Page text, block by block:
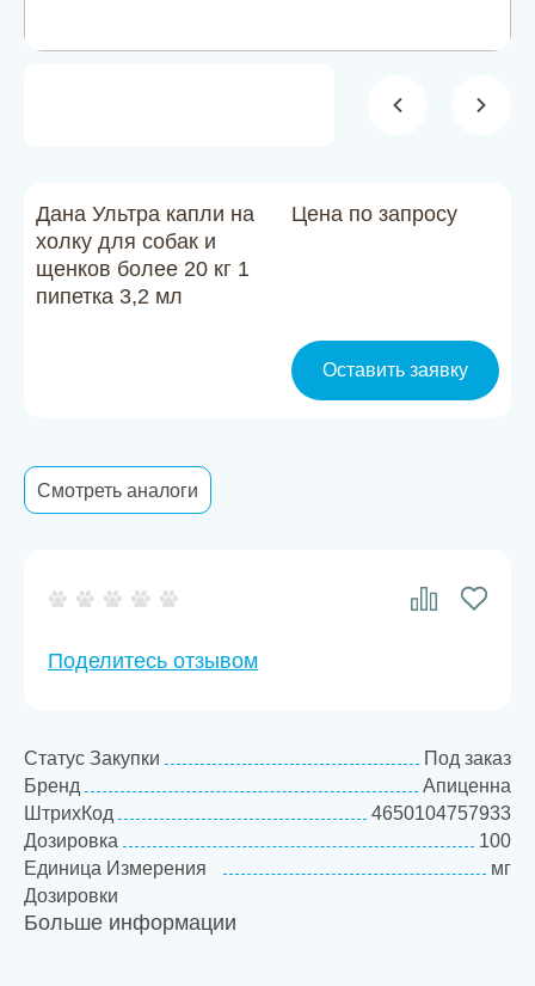
Контакты
О компании
Дана Ультра капли на
холку для собак и
щенков более 20 кг 1
пипетка 3,2 мл
Цена по запросу
Оставить заявку
Смотреть аналоги
Поделитесь отзывом
Статус Закупки
Под заказ
Бренд
Апиценна
ШтрихКод
4650104757933
Дозировка
100
Единица Измерения
Дозировки
мг
Товарная категория
Больше информации